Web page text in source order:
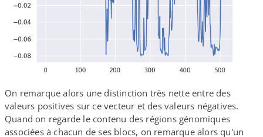
On remarque alors une distinction très nette entre des
valeurs positives sur ce vecteur et des valeurs négatives.
Quand on regarde le contenu des régions génomiques
associées à chacun de ses blocs, on remarque alors qu'un